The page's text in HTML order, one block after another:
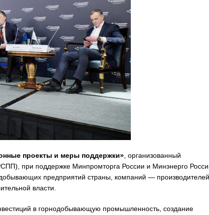
проекты и меры поддержки», организованный
при поддержке Минпромторга России и Минэнерго
предприятий страны, компаний — производителей
власти.
в горнодобывающую промышленность, создание